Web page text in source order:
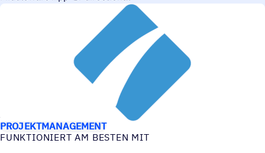
PROJEKTMANAGEMENT
FUNK­TIO­NIERT AM BESTEN MIT